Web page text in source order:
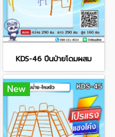
KDS-46 ปีนป่ายโดมผสม
New